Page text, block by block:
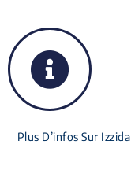
Plus D’infos Sur